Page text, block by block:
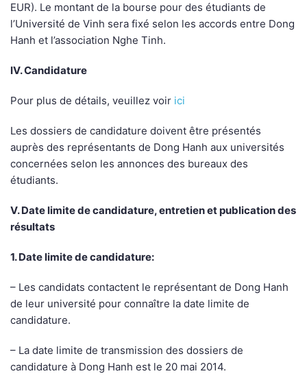
EUR). Le montant de la bourse pour des étudiants de
l’Université de Vinh sera fixé selon les accords entre Dong
Hanh et l’association Nghe Tinh.
IV. Candidature
Pour plus de détails, veuillez voir ici
Les dossiers de candidature doivent être présentés
auprès des représentants de Dong Hanh aux universités
concernées selon les annonces des bureaux des
étudiants.
V. Date limite de candidature, entretien et publication des
résultats
1. Date limite de candidature:
– Les candidats contactent le représentant de Dong Hanh
de leur université pour connaître la date limite de
candidature.
– La date limite de transmission des dossiers de
candidature à Dong Hanh est le 20 mai 2014.